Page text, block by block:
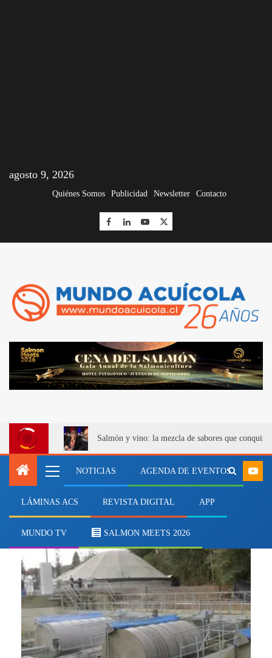
agosto 9, 2026
Quiénes Somos Publicidad Newsletter Contacto
Salmón y vino: la mezcla de sabores que
NOTICIAS AGENDA DE EVENTOS
LÁMINAS ACS REVISTA DIGITAL APP
MUNDO TV SALMON MEETS 2026
residuos inorgánicos